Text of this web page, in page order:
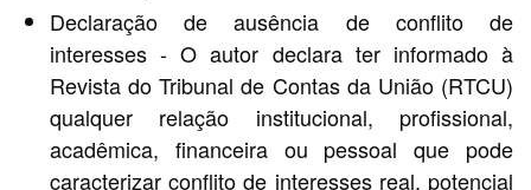
Declaração de ausência de conflito de
interesses - O autor declara ter informado à
Revista do Tribunal de Contas da União (RTCU)
qualquer relação institucional, profissional,
acadêmica, financeira ou pessoal que pode
caracterizar conflito de interesses real, potencial